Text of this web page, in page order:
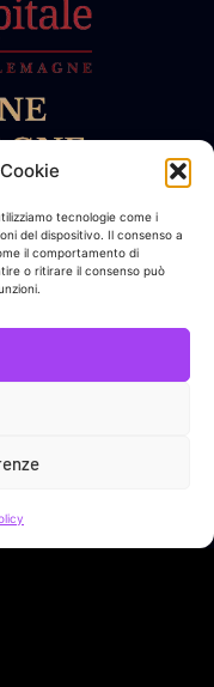
tecnologie come i
del dispositivo. Il consenso a
il comportamento di
o ritirare il consenso può